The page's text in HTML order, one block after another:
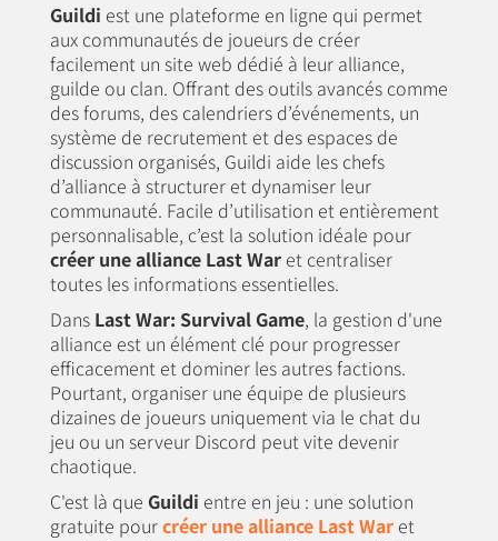
Guildi est une plateforme en ligne qui permet
aux communautés de joueurs de créer
facilement un site web dédié à leur alliance,
guilde ou clan. Offrant des outils avancés comme
des forums, des calendriers d’événements, un
système de recrutement et des espaces de
discussion organisés, Guildi aide les chefs
d’alliance à structurer et dynamiser leur
communauté. Facile d’utilisation et entièrement
personnalisable, c’est la solution idéale pour
créer une alliance Last War et centraliser
toutes les informations essentielles.
Dans Last War: Survival Game, la gestion d'une
alliance est un élément clé pour progresser
efficacement et dominer les autres factions.
Pourtant, organiser une équipe de plusieurs
dizaines de joueurs uniquement via le chat du
jeu ou un serveur Discord peut vite devenir
chaotique.
C'est là que Guildi entre en jeu : une solution
gratuite pourcréer une alliance Last War et